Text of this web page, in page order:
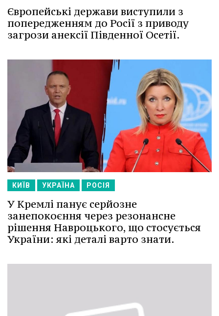
Європейські держави виступили з
попередженням до Росії з приводу
загрози анексії Південної Осетії.
КИЇВ УКРАЇНА РОСІЯ
У Кремлі панує серйозне
занепокоєння через резонансне
рішення Навроцького, що стосується
України: які деталі варто знати.